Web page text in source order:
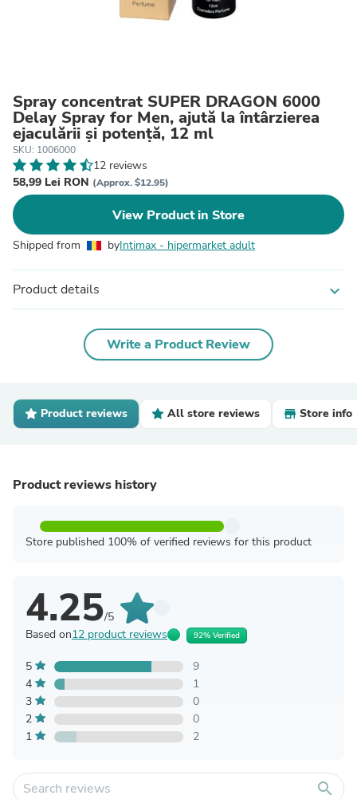
Spray concentrat SUPER DRAGON 6000
Delay Spray for Men, ajută la întârzierea
ejaculării și potență, 12 ml
SKU: 1006000
12 reviews
58,99 Lei RON (Approx. $12.95)
View Product in Store
Shipped from byIntimax - hipermarket adult
Product details expand_more
Write a Product Review
Product reviews All store reviews Store info
Product reviews history
Store published 100% of verified reviews for this product
4.25/5
Based on12 product reviews 92% Verified
5
9
4
1
3
0
2
0
1
2
search